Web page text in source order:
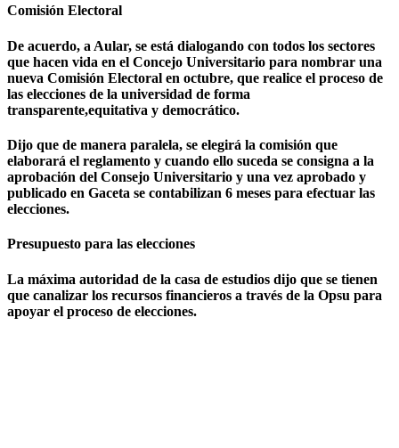
Comisión Electoral
De acuerdo, a Aular, se está dialogando con todos los sectores
que hacen vida en el Concejo Universitario para nombrar una
nueva Comisión Electoral en octubre, que realice el proceso de
las elecciones de la universidad de forma
transparente,equitativa y democrático.
Dijo que de manera paralela, se elegirá la comisión que
elaborará el reglamento y cuando ello suceda se consigna a la
aprobación del Consejo Universitario y una vez aprobado y
publicado en Gaceta se contabilizan 6 meses para efectuar las
elecciones.
Presupuesto para las elecciones
La máxima autoridad de la casa de estudios dijo que se tienen
que canalizar los recursos financieros a través de la Opsu para
apoyar el proceso de elecciones.